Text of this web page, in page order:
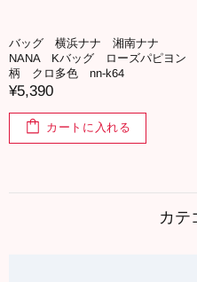
バッグ 横浜ナナ 湘南ナナ
NANA Kバッグ ローズパピヨン
柄 クロ多色 nn-k64
¥5,390
カートに入れる
カテ